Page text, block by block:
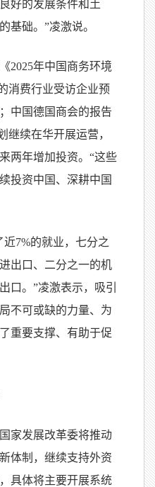
好的发展条件和土
基础。”凌激说。
2025年中国商务环境
消费行业受访企业预
中国德国商会的报告
继续在华开展运营，
两年增加投资。“这些
投资中国、深耕中国
7%的就业，七分之
出口、二分之一的机
口。”凌激表示，吸引
不可或缺的力量、为
重要支撑、有助于促
家发展改革委将推动
体制，继续支持外资
具体将主要开展系统